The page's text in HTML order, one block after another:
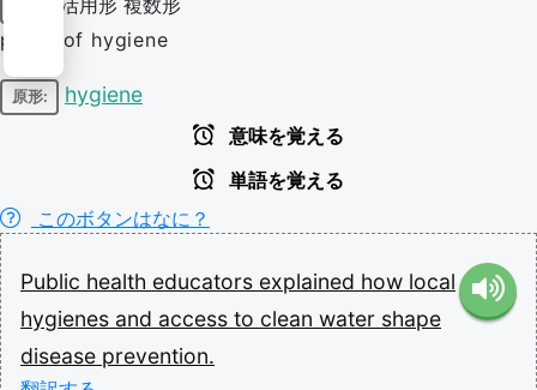
plural of hygiene
原形: hygiene
意味を覚える
単語を覚える
このボタンはなに？
Public health educators explained how local
hygienes and access to clean water shape
disease prevention.